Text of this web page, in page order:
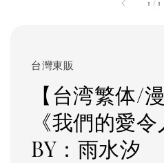
1 /1
台灣東販
【台湾繁体/
《我們的愛令
BY：雨水汐